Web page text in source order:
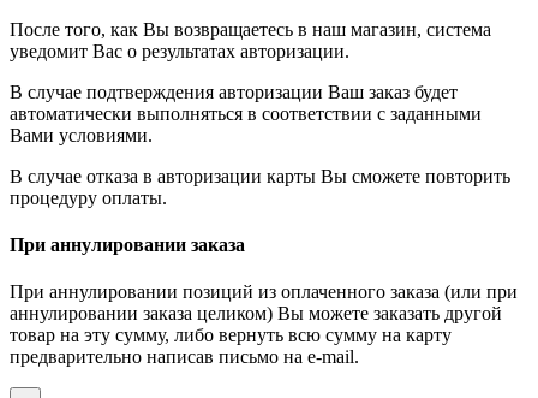
После того, как Вы возвращаетесь в наш магазин, система
уведомит Вас о результатах авторизации.
В случае подтверждения авторизации Ваш заказ будет
автоматически выполняться в соответствии с заданными
Вами условиями.
В случае отказа в авторизации карты Вы сможете повторить
процедуру оплаты.
При аннулировании заказа
При аннулировании позиций из оплаченного заказа (или при
аннулировании заказа целиком) Вы можете заказать другой
товар на эту сумму, либо вернуть всю сумму на карту
предварительно написав письмо на e-mail.